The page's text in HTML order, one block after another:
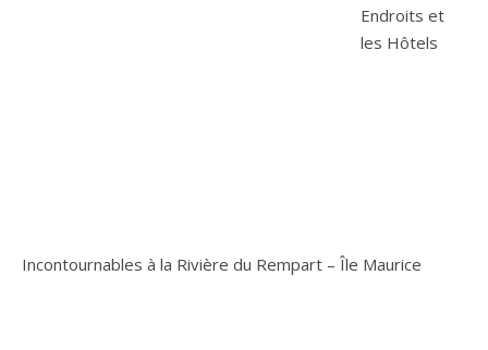
Endroits et
les Hôtels
Incontournables à la Rivière du Rempart – Île Maurice